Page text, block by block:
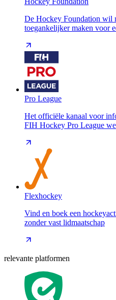
De Hockey Foundation wil
toegankelijker maken voor
Pro League
Het officiële kanaal voor
FIH Hockey Pro League
Flexhockey
Vind en boek een
zonder vast lidmaatschap
relevante platformen